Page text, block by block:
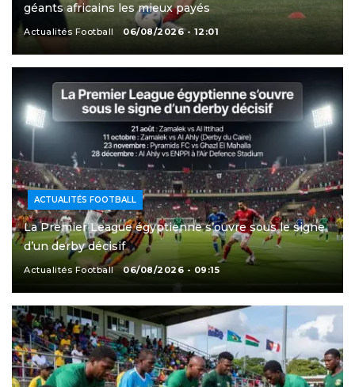
géants africains les mieux payés
Actualités Football 06/08/2026 - 12:01
ACTUALITÉS FOOTBALL
La Premier League égyptienne s’ouvre sous le signe
d’un derby décisif
Actualités Football 06/08/2026 - 09:15